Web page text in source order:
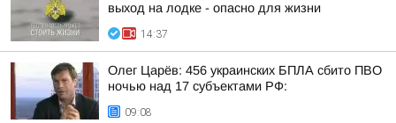
выход на лодке - опасно для жизни
14:37
Олег Царёв: 456 украинских БПЛА сбито ПВО
ночью над 17 субъектами РФ:
09:08